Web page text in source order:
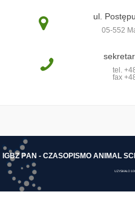
ul.
05-552
tel.
fax
IGBZ PAN - CZASOPISMO ANIMAL SCI
UZYSKAŁO